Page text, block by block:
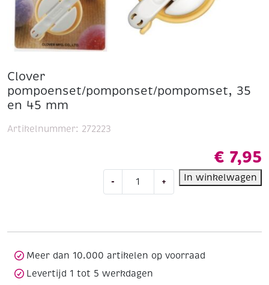
Clover
pompoenset/pomponset/pompomset, 35
en 45 mm
€ 7,95
-
pompoenset/pomponset/
aantal
+ In winkelwagen
Artikelnummer: 272223
Meer dan 10.000 artikelen op voorraad
Levertijd 1 tot 5 werkdagen